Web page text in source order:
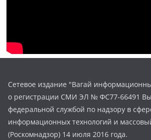
Сетевое издание "Вагай
о регистрации СМИ ЭЛ № ФС77-66491
федеральной службой по надзору в
информационных технологий и
(Роскомнадзор) 14 июля 2016 года.